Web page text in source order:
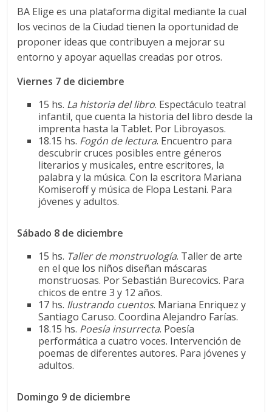
BA Elige es una plataforma digital mediante la cual
los vecinos de la Ciudad tienen la oportunidad de
proponer ideas que contribuyen a mejorar su
entorno y apoyar aquellas creadas por otros.
Viernes 7 de diciembre
15 hs. La historia del libro. Espectáculo teatral
infantil, que cuenta la historia del libro desde la
imprenta hasta la Tablet. Por Libroyasos.
18.15 hs. Fogón de lectura. Encuentro para
descubrir cruces posibles entre géneros
literarios y musicales, entre escritores, la
palabra y la música. Con la escritora Mariana
Komiseroff y música de Flopa Lestani. Para
jóvenes y adultos.
Sábado 8 de diciembre
15 hs. Taller de monstruología. Taller de arte
en el que los niños diseñan máscaras
monstruosas. Por Sebastián Burecovics. Para
chicos de entre 3 y 12 años.
17 hs. Ilustrando cuentos. Mariana Enriquez y
Santiago Caruso. Coordina Alejandro Farías.
18.15 hs. Poesía insurrecta. Poesía
performática a cuatro voces. Intervención de
poemas de diferentes autores. Para jóvenes y
adultos.
Domingo 9 de diciembre